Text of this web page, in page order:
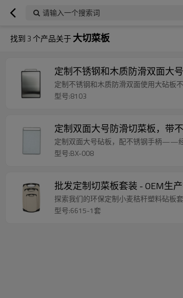
请输入一个搜索词
找到3个产品关于大切菜板
定制不锈钢和木质防滑双面大
定制不锈钢和木质防滑双面使用大砧板
型号:8103
定制双面大号防滑切菜板，带
定制双面大号砧板，配不锈钢手柄——
型号:BX-008
批发定制切菜板套装 - OEM生
探索我们的环保定制小麦秸秆塑料砧板
型号:6615-1套